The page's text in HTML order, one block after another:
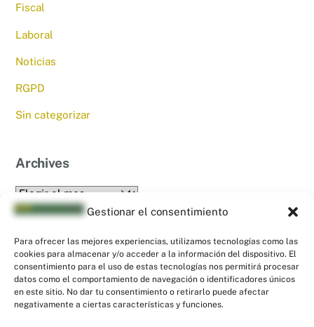
Gestionar el consentimiento
Para ofrecer las mejores experiencias, utilizamos tecnologías como las
cookies para almacenar y/o acceder a la información del dispositivo. El
consentimiento para el uso de estas tecnologías nos permitirá procesar
datos como el comportamiento de navegación o identificadores únicos
en este sitio. No dar tu consentimiento o retirarlo puede afectar
negativamente a ciertas características y funciones.
Fiscal
Laboral
Noticias
RGPD
Sin categorizar
Archives
Archives
Back
PYR Asesores - Asesoría Fiscal, Contable